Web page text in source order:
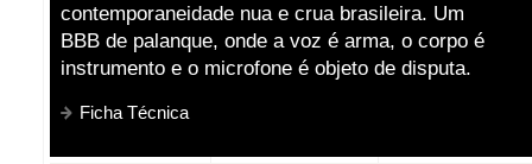
contemporaneidade nua e crua brasileira. Um
BBB de palanque, onde a voz é arma, o corpo é
instrumento e o microfone é objeto de disputa.
Ficha Técnica